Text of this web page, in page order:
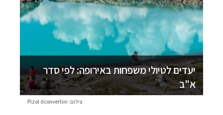
יעדים לטיולי משפחות באירופה: לפי סדר
א"ב
צילום: Pizol dconvertini